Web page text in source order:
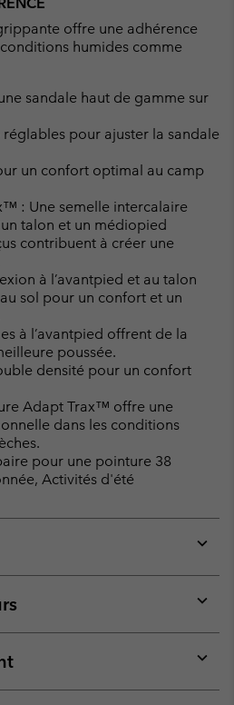
offre une adhérence
humides comme
sandale haut de gamme sur
pour ajuster la sandale
un confort optimal au camp
: Une semelle intercalaire
talon et un médiopied
contribuent à créer une
à l’avantpied et au talon
sol pour un confort et un
à l’avantpied offrent de la
poussée.
densité pour un confort
Adapt Trax™ offre une
dans les conditions
pour une pointure 38
Activités d'été
or
or
or